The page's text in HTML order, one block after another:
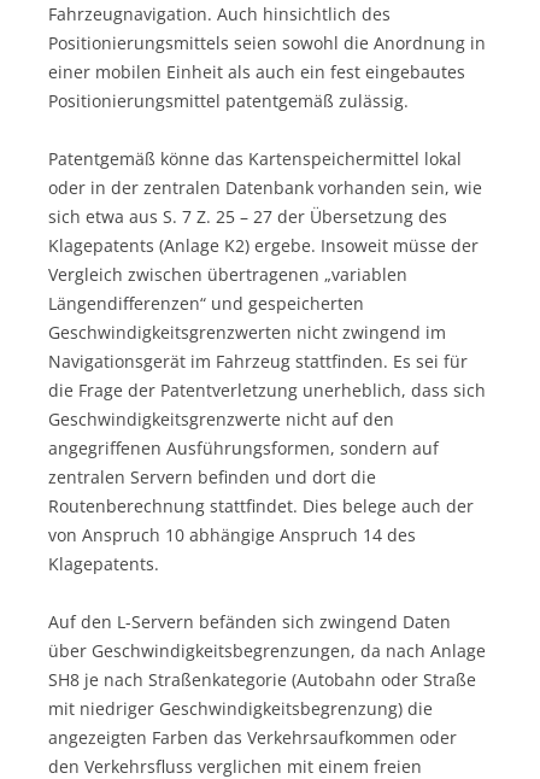
Fahrzeugnavigation. Auch hinsichtlich des
Positionierungsmittels seien sowohl die Anordnung in
einer mobilen Einheit als auch ein fest eingebautes
Positionierungsmittel patentgemäß zulässig.
Patentgemäß könne das Kartenspeichermittel lokal
oder in der zentralen Datenbank vorhanden sein, wie
sich etwa aus S. 7 Z. 25 – 27 der Übersetzung des
Klagepatents (Anlage K2) ergebe. Insoweit müsse der
Vergleich zwischen übertragenen „variablen
Längendifferenzen“ und gespeicherten
Geschwindigkeitsgrenzwerten nicht zwingend im
Navigationsgerät im Fahrzeug stattfinden. Es sei für
die Frage der Patentverletzung unerheblich, dass sich
Geschwindigkeitsgrenzwerte nicht auf den
angegriffenen Ausführungsformen, sondern auf
zentralen Servern befinden und dort die
Routenberechnung stattfindet. Dies belege auch der
von Anspruch 10 abhängige Anspruch 14 des
Klagepatents.
Auf den L-Servern befänden sich zwingend Daten
über Geschwindigkeitsbegrenzungen, da nach Anlage
SH8 je nach Straßenkategorie (Autobahn oder Straße
mit niedriger Geschwindigkeitsbegrenzung) die
angezeigten Farben das Verkehrsaufkommen oder
den Verkehrsfluss verglichen mit einem freien